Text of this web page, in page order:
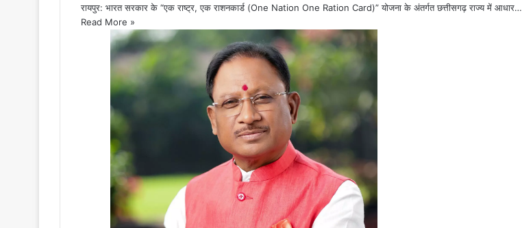
रायपुर: भारत सरकार के “एक राष्ट्र, एक राशनकार्ड (One Nation One Ration Card)” योजना के अंतर्गत छत्तीसगढ़ राज्य में आधार…
Read More »